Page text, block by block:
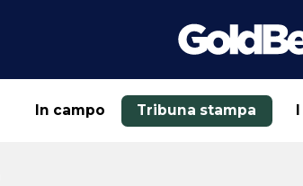
In campo Tribuna stampa